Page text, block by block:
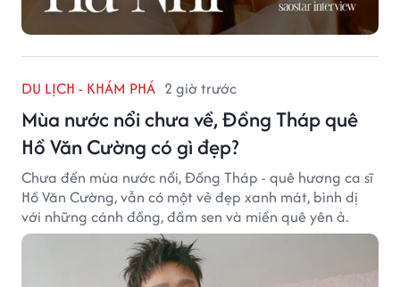
DU LỊCH - KHÁM PHÁ 2 giờ trước
Mùa nước nổi chưa về, Đồng Tháp quê
Hồ Văn Cường có gì đẹp?
Chưa đến mùa nước nổi, Đồng Tháp - quê hương ca sĩ
Hồ Văn Cường, vẫn có một vẻ đẹp xanh mát, bình dị
với những cánh đồng, đầm sen và miền quê yên ả.